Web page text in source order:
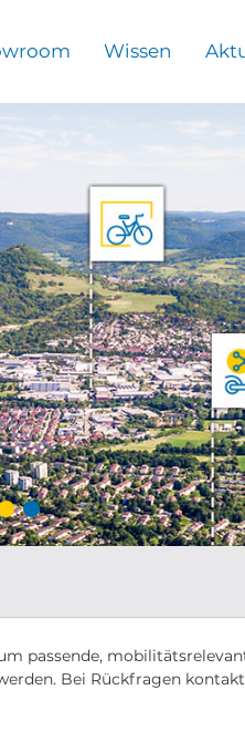
Wissen
passende,
Bei Rückfragen